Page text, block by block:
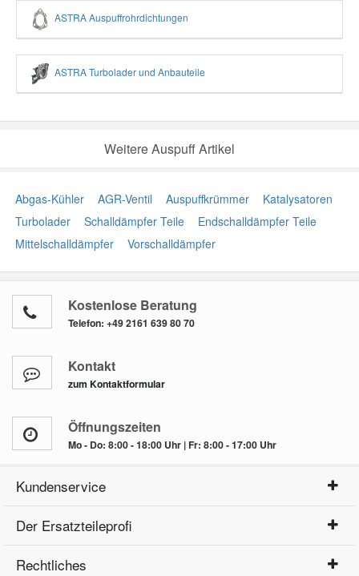
ASTRA Auspuffrohrdichtungen
ASTRA Turbolader und Anbauteile
Weitere Auspuff Artikel
Abgas-Kühler AGR-Ventil Auspuffkrümmer
Katalysatoren
Turbolader
Schalldämpfer Teile
Endschalldämpfer Teile
Mittelschalldämpfer
Vorschalldämpfer
Kostenlose Beratung
Telefon: +49 2161 639 80 70
Kontakt
zum Kontaktformular
Öffnungszeiten
Mo - Do: 8:00 - 18:00 Uhr | Fr: 8:00 - 17:00 Uhr
Kundenservice
Der Ersatzteileprofi
Rechtliches